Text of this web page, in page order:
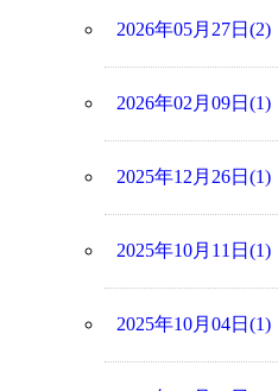
2026年05月27日(2)
2026年02月09日(1)
2025年12月26日(1)
2025年10月11日(1)
2025年10月04日(1)